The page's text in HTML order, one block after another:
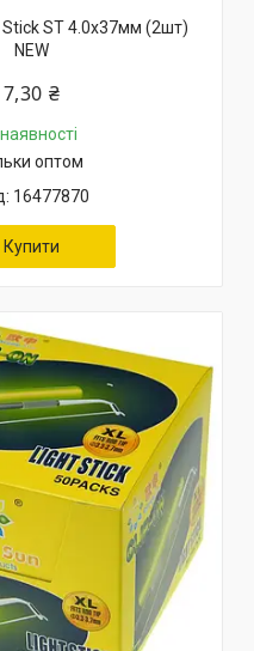
Stick ST 4.0x37мм (2шт)
NEW
7,30 ₴
оптом
16477870
Купити